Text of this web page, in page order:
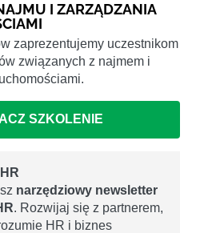
I ZARZĄDZANIA
zaprezentujemy uczestnikom
związanych z najmem i
SZKOLENIE
narzędziowy newsletter
. Rozwijaj się z partnerem,
HR i biznes